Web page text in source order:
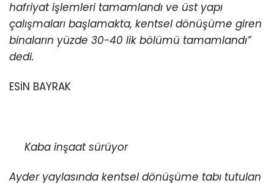
hafriyat işlemleri tamamlandı ve üst yapı
çalışmaları başlamakta, kentsel dönüşüme giren
binaların yüzde 30-40 lik bölümü tamamlandı”
dedi.
ESİN BAYRAK
Kaba inşaat sürüyor
Ayder yaylasında kentsel dönüşüme tabı tutulan